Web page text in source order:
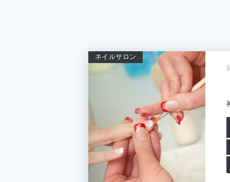
ネイルサロン